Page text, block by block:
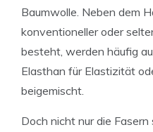
Baumwolle. Neben dem
konventioneller oder
besteht, werden häufig
Elasthan für Elastizität
beigemischt.
Doch nicht nur die